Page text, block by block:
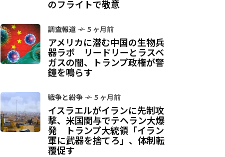
のフライトで敬意
調査報道 5 ヶ月前
アメリカに潜む中国の生物兵
器ラボ リードリーとラスベ
ガスの闇、トランプ政権が警
鐘を鳴らす
戦争と紛争 5 ヶ月前
イスラエルがイランに先制攻
撃、米国関与でテヘラン大爆
発 トランプ大統領「イラン
軍に武器を捨てろ」、体制転
覆促す